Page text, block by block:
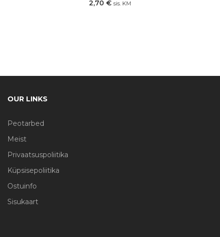
2,70 € sis. KM
OUR LINKS
Peotarbed
Meist
Privaatsuspoliitika
Küpsisepoliitika
Ostuinfo
Sisukaart